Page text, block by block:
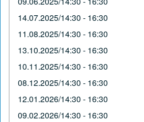
14.07.2025/14:30 - 16:30
11.08.2025/14:30 - 16:30
13.10.2025/14:30 - 16:30
10.11.2025/14:30 - 16:30
08.12.2025/14:30 - 16:30
12.01.2026/14:30 - 16:30
09.02.2026/14:30 - 16:30